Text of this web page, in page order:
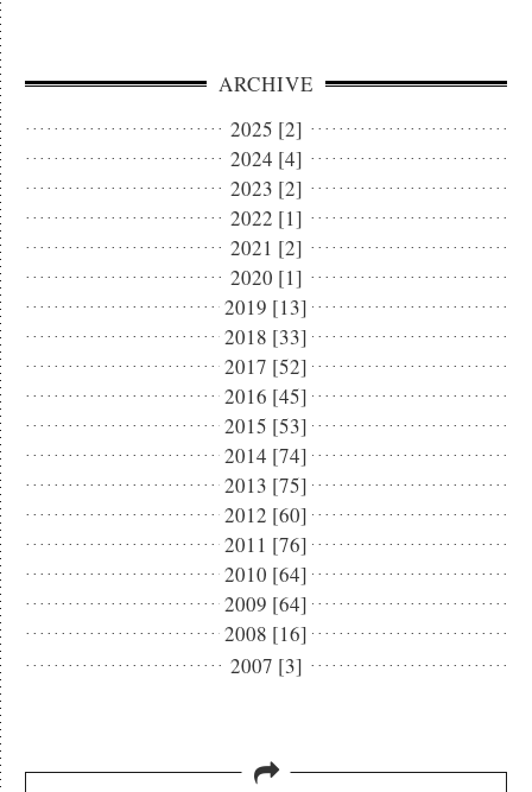
ARCHIVE
2025 [2]
2024 [4]
2023 [2]
2022 [1]
2021 [2]
2020 [1]
2019 [13]
2018 [33]
2017 [52]
2016 [45]
2015 [53]
2014 [74]
2013 [75]
2012 [60]
2011 [76]
2010 [64]
2009 [64]
2008 [16]
2007 [3]